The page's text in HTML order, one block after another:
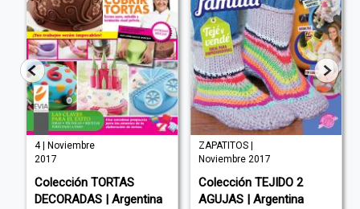
4 | Noviembre
2017
Colección TORTAS
DECORADAS | Argentina
ZAPATITOS |
Noviembre 2017
Colección TEJIDO 2
AGUJAS | Argentina